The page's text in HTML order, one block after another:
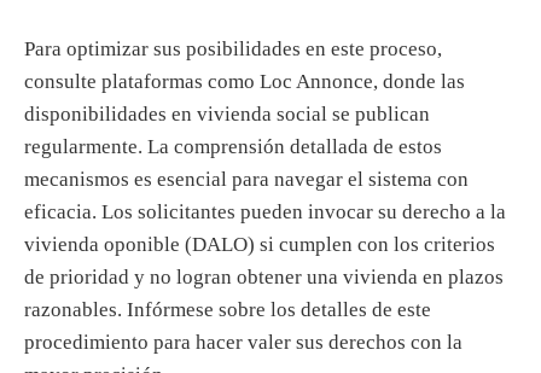
Para optimizar sus posibilidades en este proceso,
consulte plataformas como Loc Annonce, donde las
disponibilidades en vivienda social se publican
regularmente. La comprensión detallada de estos
mecanismos es esencial para navegar el sistema con
eficacia. Los solicitantes pueden invocar su derecho a la
vivienda oponible (DALO) si cumplen con los criterios
de prioridad y no logran obtener una vivienda en plazos
razonables. Infórmese sobre los detalles de este
procedimiento para hacer valer sus derechos con la